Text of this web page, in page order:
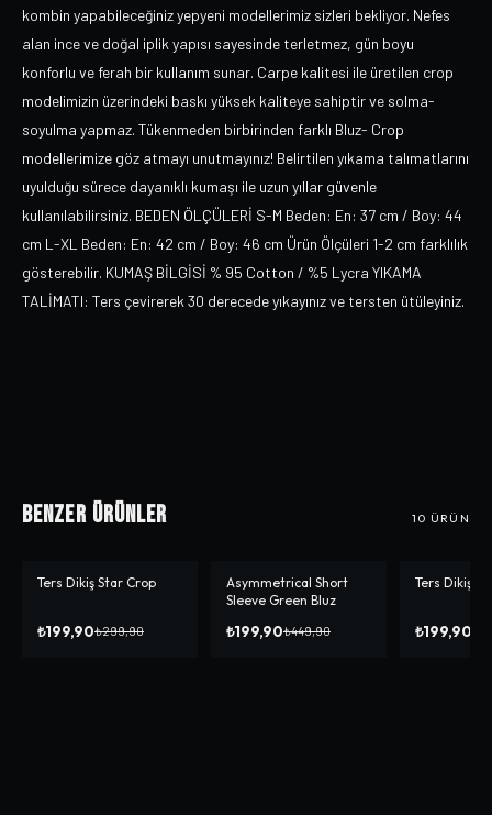
kombin yapabileceğiniz yepyeni modellerimiz sizleri bekliyor. Nefes
alan ince ve doğal iplik yapısı sayesinde terletmez, gün boyu
konforlu ve ferah bir kullanım sunar. Carpe kalitesi ile üretilen crop
modelimizin üzerindeki baskı yüksek kaliteye sahiptir ve solma-
soyulma yapmaz. Tükenmeden birbirinden farklı Bluz- Crop
modellerimize göz atmayı unutmayınız! Belirtilen yıkama talımatlarını
uyulduğu sürece dayanıklı kumaşı ile uzun yıllar güvenle
kullanılabilirsiniz. BEDEN ÖLÇÜLERİ S-M Beden: En: 37 cm / Boy: 44
cm L-XL Beden: En: 42 cm / Boy: 46 cm Ürün Ölçüleri 1-2 cm farklılık
gösterebilir. KUMAŞ BİLGİSİ % 95 Cotton / %5 Lycra YIKAMA
TALİMATI: Ters çevirerek 30 derecede yıkayınız ve tersten ütüleyiniz.
Benzer Ürünler 10 ÜRÜN
-%33
Ters Dikiş Star Crop
₺199,90₺299,90
-%56
Asymmetrical Short
Sleeve Green Bluz
₺199,90₺449,90
-%50
Ters Dikiş
₺199,90